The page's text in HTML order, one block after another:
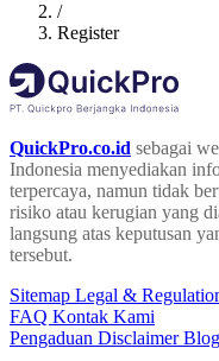
/
Register
QuickPro.co.id sebagai
Indonesia menyediakan
terpercaya, namun tidak
risiko atau kerugian yang
langsung atas keputusan
tersebut.
Sitemap Legal &
FAQ Kontak Kami
Pengaduan DisclaimerBlog